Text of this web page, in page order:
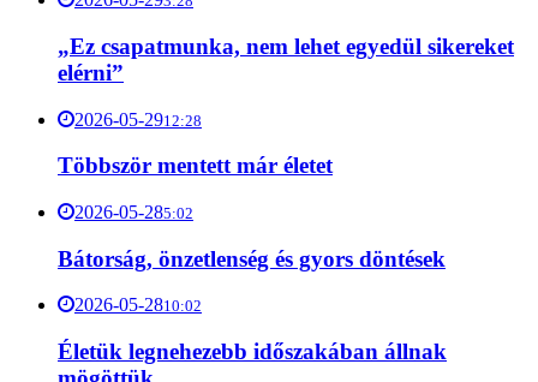
„Ez csapatmunka, nem lehet egyedül sikereket
elérni”
2026-05-2912:28
Többször mentett már életet
2026-05-285:02
Bátorság, önzetlenség és gyors döntések
2026-05-2810:02
Életük legnehezebb időszakában állnak